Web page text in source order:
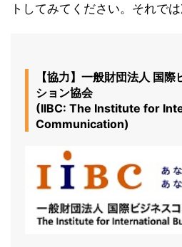
トしてみてください。それで
【協力】一般財団法人 国
ション協会
(IIBC: The Institute for
Communication)